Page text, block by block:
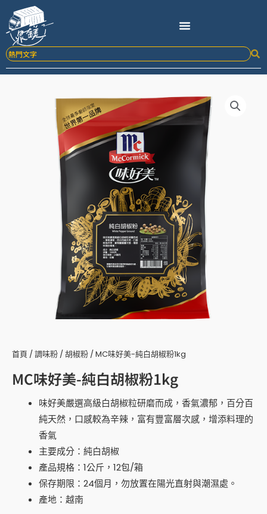
要
內
首頁 /調味粉 /胡椒粉 / MC味好美-純白胡椒粉1kg
MC味好美-純白胡椒粉1kg
味好美嚴選高級白胡椒粒研磨而成，香氣濃郁，百分百
純天然，口感較為辛辣，富有豐富層次感，增添料理的
香氣
主要成分：純白胡椒
產品規格：1公斤，12包/箱
保存期限：24個月，勿放置在陽光直射與潮濕處。
產地：越南